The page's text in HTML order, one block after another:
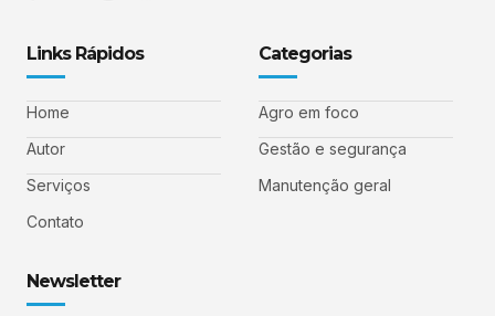
Links Rápidos
Home
Autor
Serviços
Contato
Categorias
Agro em foco
Gestão e segurança
Manutenção geral
Newsletter